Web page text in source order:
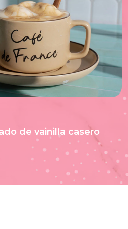
de vainilla casero